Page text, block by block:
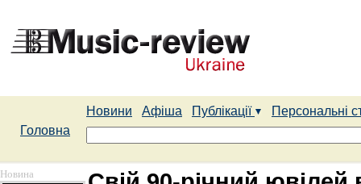
Новини Афіша Публікації
Персональні
Головна
Новина